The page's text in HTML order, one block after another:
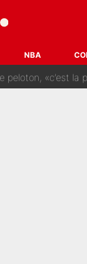
NBA
Chevalier pour
relance la
«c’est la